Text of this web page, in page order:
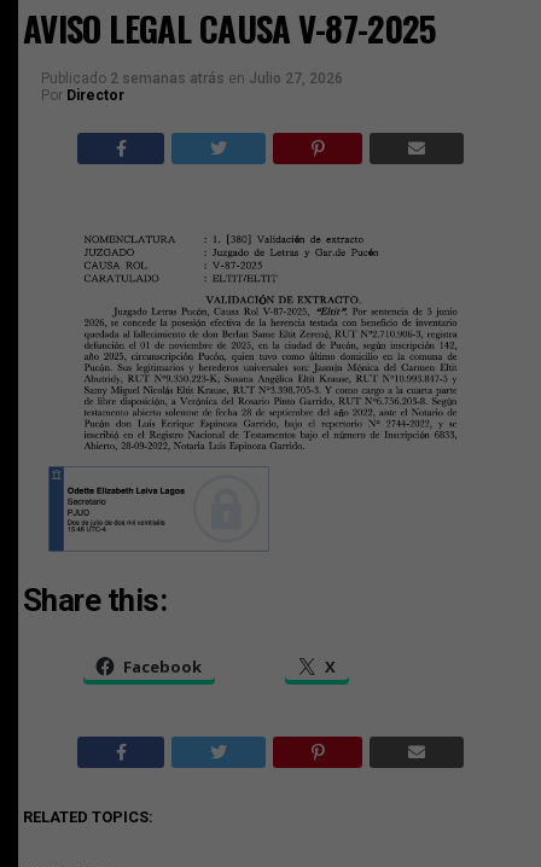
AVISO LEGAL CAUSA V-87-2025
Publicado 2 semanas atrás en Julio 27, 2026
Por Director
Share this:
Facebook X
RELATED TOPICS: